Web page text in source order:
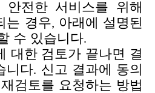
안전한 서비스를 위해
는 경우, 아래에 설명된
수 있습니다.
대한 검토가 끝나면 결
니다. 신고 결과에 동의
검토를 요청하는 방법